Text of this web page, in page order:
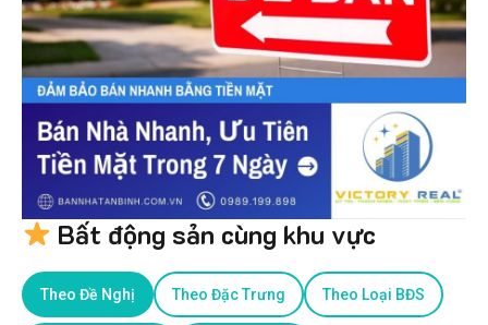
Bất động sản cùng khu vực
Theo Đề Nghị Theo Đặc Trưng Theo Loại BĐS